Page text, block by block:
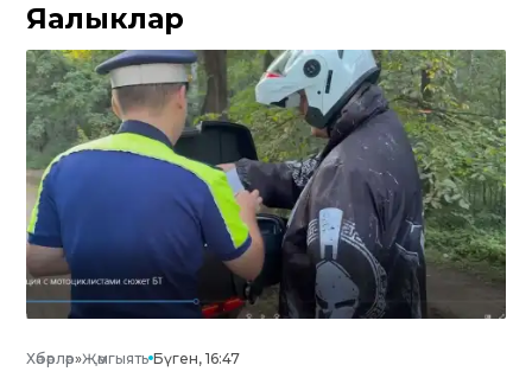
Яңалыклар
Хәбәрләр»Җәмгыять Бүген, 16:47